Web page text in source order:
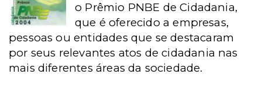
o Prêmio PNBE de Cidadania,
que é oferecido a empresas,
pessoas ou entidades que se destacaram
por seus relevantes atos de cidadania nas
mais diferentes áreas da sociedade.